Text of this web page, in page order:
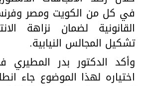
في كل من الكويت ومصر
القانونية لضمان نزاهة
تشكيل المجالس النيابية.
وأكد الدكتور بدر
اختياره لهذا الموضوع جاء